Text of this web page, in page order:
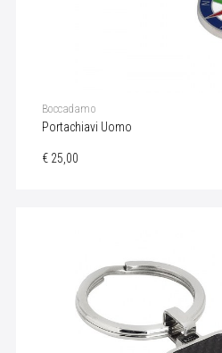
Boccadamo
Portachiavi Uomo
€ 25,00